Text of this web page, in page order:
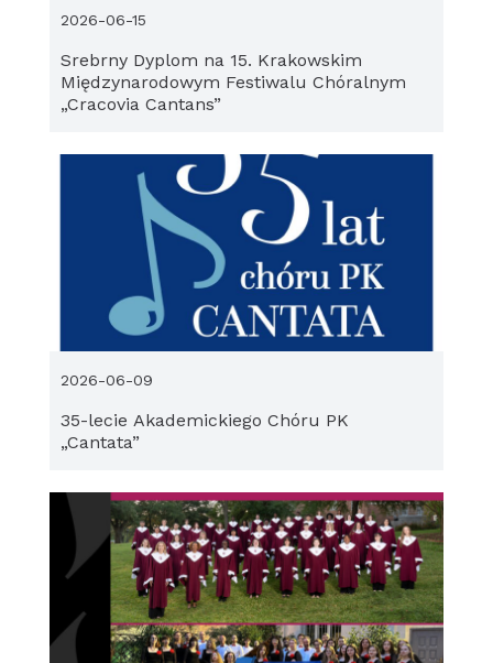
Srebrny Dyplom na 15. Krakowskim
Międzynarodowym Festiwalu Chóralnym
„Cracovia Cantans”
2026-06-15
35-lecie Akademickiego Chóru PK
„Cantata”
2026-06-09